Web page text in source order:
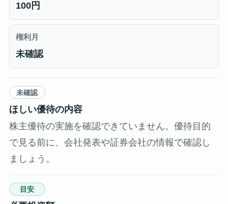
100円
権利月
未確認
未確認
ほしい優待の内容
株主優待の実施を確認できていません。優待目的
で見る前に、会社発表や証券会社の情報で確認し
ましょう。
目安